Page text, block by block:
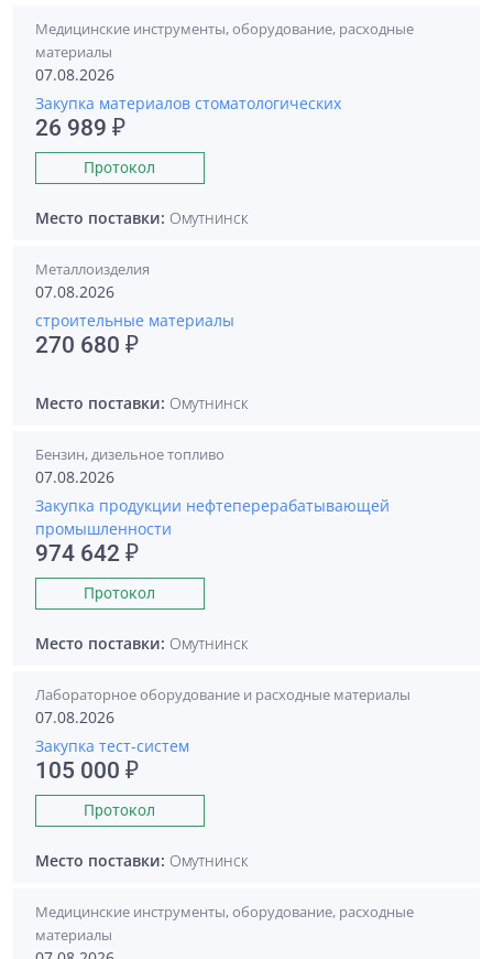
Медицинские инструменты, оборудование, расходные
материалы
07.08.2026
Закупка материалов стоматологических
26 989 ₽
Протокол
Место поставки: Омутнинск
Металлоизделия
07.08.2026
строительные материалы
270 680 ₽
Место поставки: Омутнинск
Бензин, дизельное топливо
07.08.2026
Закупка продукции нефтеперерабатывающей
промышленности
974 642 ₽
Протокол
Место поставки: Омутнинск
Лабораторное оборудование и расходные материалы
07.08.2026
Закупка тест-систем
105 000 ₽
Протокол
Место поставки: Омутнинск
Медицинские инструменты, оборудование, расходные
материалы